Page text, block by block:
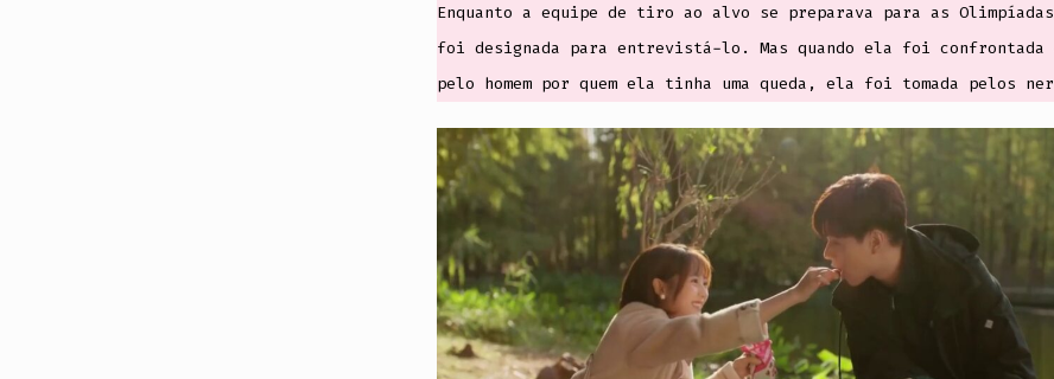
Enquanto a equipe de tiro ao alvo se preparava para as
foi designada para entrevistá-lo. Mas quando ela foi confrontada
pelo homem por quem ela tinha uma queda, ela foi tomada pelos